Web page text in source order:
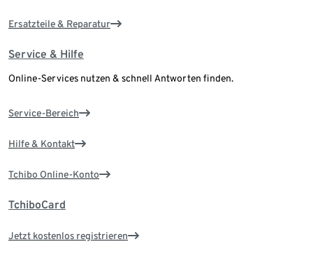
Ersatzteile & Reparatur
Service & Hilfe
Online-Services nutzen & schnell Antworten finden.
Service-Bereich
Hilfe & Kontakt
Tchibo Online-Konto
TchiboCard
Jetzt kostenlos registrieren